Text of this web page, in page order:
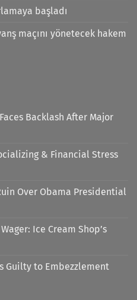
başladı
maçını yönetecek hakem
Backlash After Major
& Financial Stress
Over Obama Presidential
Ice Cream Shop’s
Guilty to Embezzlement